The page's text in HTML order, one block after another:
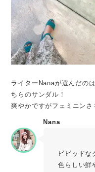
ライターNanaが選んだの
ちらのサンダル！
爽やかですがフェミニン
Nana
ビビッドな
色らしい鮮